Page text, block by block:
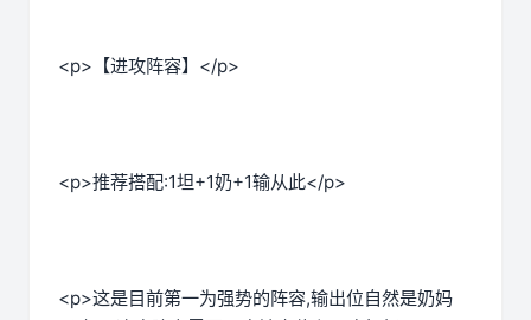
<p>【进攻阵容】</p>
<p>推荐搭配:1坦+1奶+1输从此</p>
<p>这是目前第一为强势的阵容,输出位自然是奶妈